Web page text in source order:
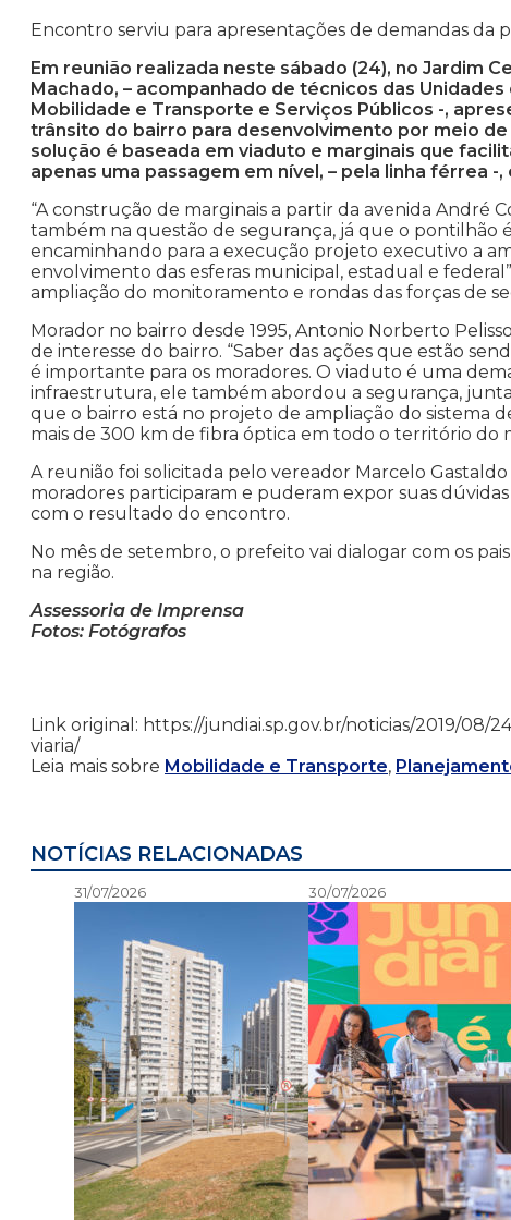
Encontro serviu para apresentações de demandas da
Em reunião realizada neste sábado (24), no Jardim
Machado, – acompanhado de técnicos das
Mobilidade e Transporte e Serviços Públicos -,
trânsito do bairro para desenvolvimento por meio
solução é baseada em viaduto e marginais que
apenas uma passagem em nível, – pela linha férrea
“A construção de marginais a partir da avenida André
também na questão de segurança, já que o pontilhão
encaminhando para a execução projeto executivo a
envolvimento das esferas municipal, estadual e
ampliação do monitoramento e rondas das forças de
Morador no bairro desde 1995, Antonio Norberto
de interesse do bairro. “Saber das ações que estão
é importante para os moradores. O viaduto é uma
infraestrutura, ele também abordou a segurança,
que o bairro está no projeto de ampliação do sistema
mais de 300 km de fibra óptica em todo o território
A reunião foi solicitada pelo vereador Marcelo
moradores participaram e puderam expor suas
com o resultado do encontro.
No mês de setembro, o prefeito vai dialogar com os
na região.
Assessoria de Imprensa
Fotos: Fotógrafos
Link original: https://jundiai.sp.gov.br/noticias/2019/
viaria/
Leia mais sobre Mobilidade e Transporte,
NOTÍCIAS RELACIONADAS
31/07/2026 30/07/2026